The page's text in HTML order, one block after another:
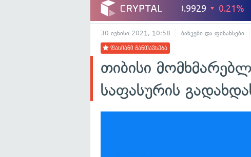
30 ივნისი 2021, 10:58 ბანკები და ფინანსები
ფასიანი განთავსება
თიბისი
საფასურის